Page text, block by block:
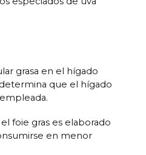
grasa en el hígado
que el hígado
foie gras es elaborado
en menor